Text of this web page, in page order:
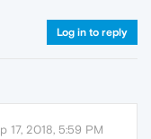
Log in to reply
17, 2018, 5:59 PM